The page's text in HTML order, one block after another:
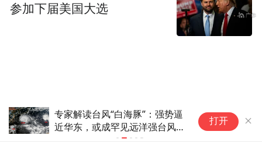
专家解读台风“白海豚”：强势逼
近华东，或成罕见远洋强台风登
打开
参加下届美国大选